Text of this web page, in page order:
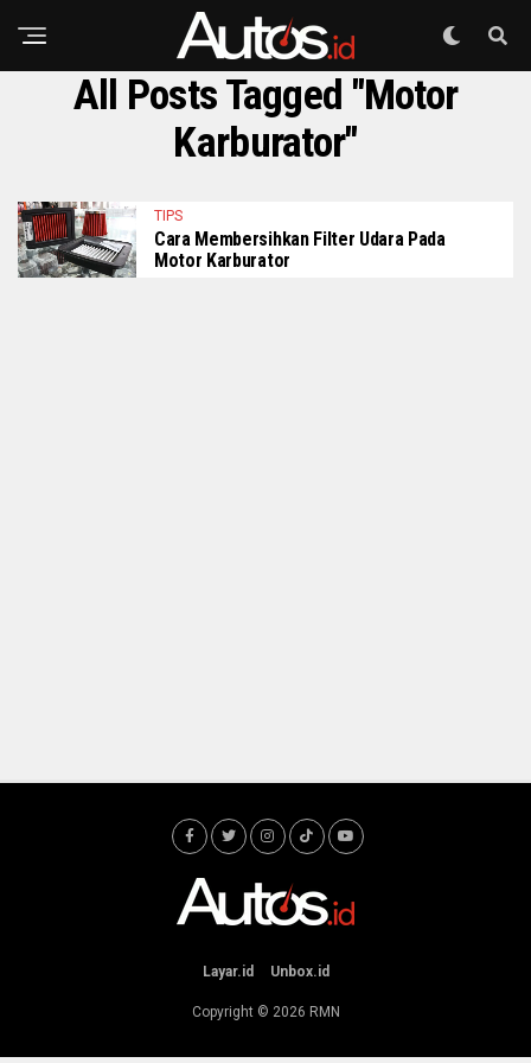
All Posts Tagged "motor
Karburator"
TIPS
Cara Membersihkan Filter Udara Pada
Motor Karburator
Layar.id Unbox.id
Copyright © 2026 RMN